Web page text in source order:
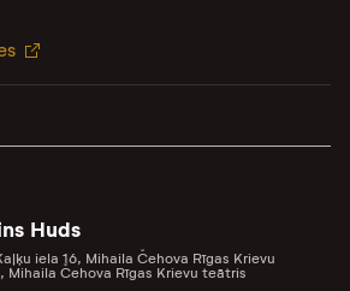
Huds
iela 16, Mihaila Čehova Rīgas Krievu
Mihaila Čehova Rīgas Krievu teātris